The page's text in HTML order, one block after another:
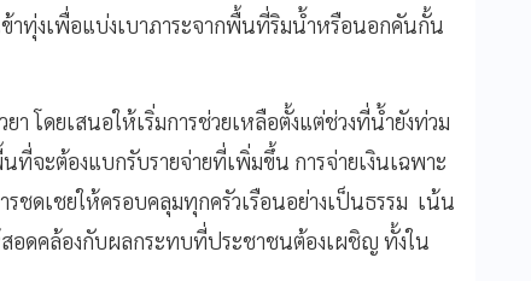
าทุ่งเพื่อแบ่งเบาภาระจากพื้นที่ริมน้ำหรือนอกคันกั้น
า โดยเสนอให้เริ่มการช่วยเหลือตั้งแต่ช่วงที่น้ำยังท่วม
จะต้องแบกรับรายจ่ายที่เพิ่มขึ้น การจ่ายเงินเฉพาะ
ชดเชยให้ครอบคลุมทุกครัวเรือนอย่างเป็นธรรม เน้น
สอดคล้องกับผลกระทบที่ประชาชนต้องเผชิญ ทั้งใน